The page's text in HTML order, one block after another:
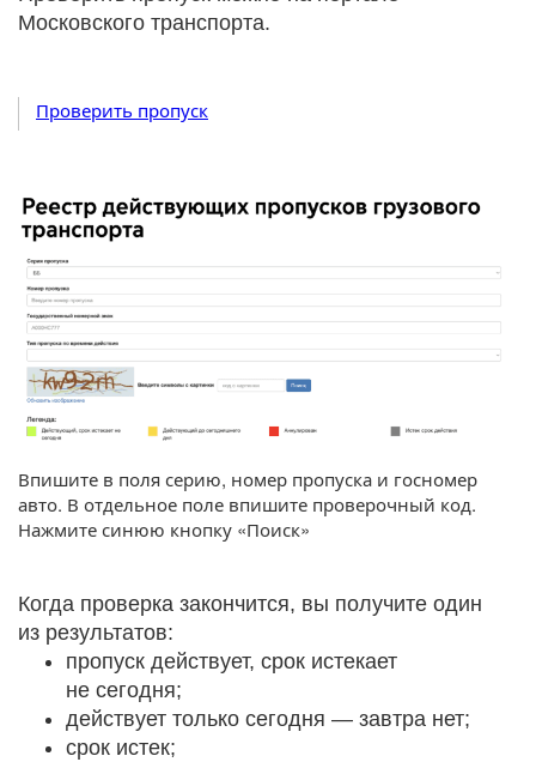
Московского транспорта.
Проверить пропуск
Впишите в поля серию, номер пропуска и госномер
авто. В отдельное поле впишите проверочный код.
Нажмите синюю кнопку «Поиск»
Когда проверка закончится, вы получите один
из результатов:
пропуск действует, срок истекает
не сегодня;
действует только сегодня — завтра нет;
срок истек;